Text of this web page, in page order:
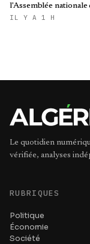
l'Assemblée nationale
Biélorussie
IL Y A 1 H
Le quotidien
vérifiée, analyses
RUBRIQUES
Politique
Économie
Société